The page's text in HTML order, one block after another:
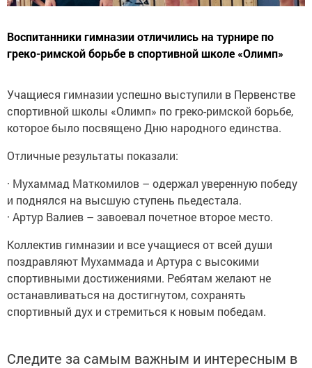
Воспитанники гимназии отличились на турнире по
греко-римской борьбе в спортивной школе «Олимп»
Учащиеся гимназии успешно выступили в Первенстве
спортивной школы «Олимп» по греко-римской борьбе,
которое было посвящено Дню народного единства.
Отличные результаты показали:
· Мухаммад Маткомилов – одержал уверенную победу
и поднялся на высшую ступень пьедестала.
· Артур Валиев – завоевал почетное второе место.
Коллектив гимназии и все учащиеся от всей души
поздравляют Мухаммада и Артура с высокими
спортивными достижениями. Ребятам желают не
останавливаться на достигнутом, сохранять
спортивный дух и стремиться к новым победам.
Следите за самым важным и интересным в